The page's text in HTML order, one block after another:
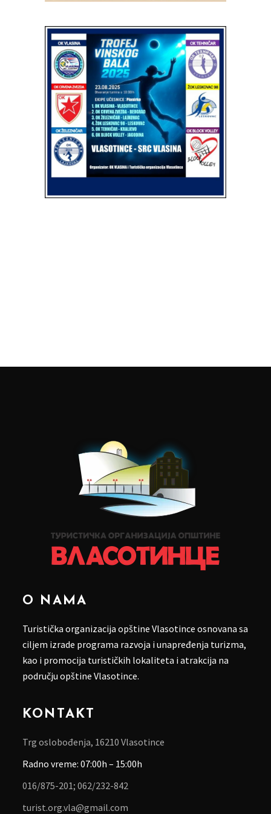
O NAMA
Turistička organizacija opštine Vlasotince osnovana sa
ciljem izrade programa razvoja i unapređenja turizma,
kao i promocija turističkih lokaliteta i atrakcija na
području opštine Vlasotince.
KONTAKT
Trg oslobođenja, 16210 Vlasotince
Radno vreme: 07:00h – 15:00h
016/875-201; 062/232-842
turist.org.vla@gmail.com